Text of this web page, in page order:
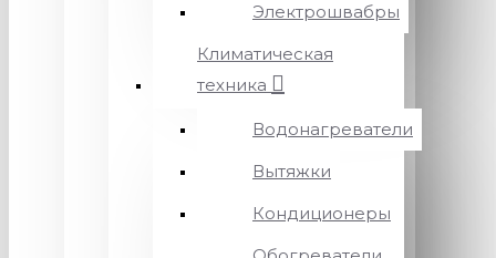
Электрошвабры
Климатическая
техника
Водонагреватели
Вытяжки
Кондиционеры